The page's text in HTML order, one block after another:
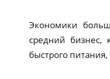
Экономики
средний бизнес,
быстрого